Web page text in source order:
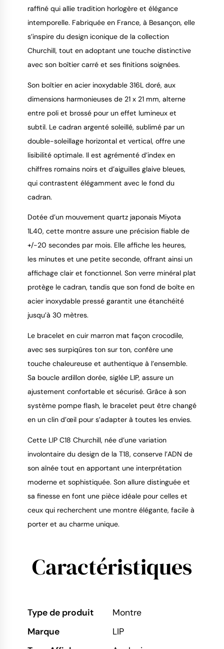
9.4/
raffiné qui allie tradition horlogère et élégance
intemporelle. Fabriquée en France, à Besançon, elle
s’inspire du design iconique de la collection
Churchill, tout en adoptant une touche distinctive
avec son boîtier carré et ses finitions soignées.
Son boîtier en acier inoxydable 316L doré, aux
dimensions harmonieuses de 21 x 21 mm, alterne
entre poli et brossé pour un effet lumineux et
subtil. Le cadran argenté soleillé, sublimé par un
double-soleillage horizontal et vertical, offre une
lisibilité optimale. Il est agrémenté d’index en
chiffres romains noirs et d’aiguilles glaive bleues,
qui contrastent élégamment avec le fond du
cadran.
Dotée d’un mouvement quartz japonais Miyota
1L40, cette montre assure une précision fiable de
+/-20 secondes par mois. Elle affiche les heures,
les minutes et une petite seconde, offrant ainsi un
affichage clair et fonctionnel. Son verre minéral plat
protège le cadran, tandis que son fond de boîte en
acier inoxydable pressé garantit une étanchéité
jusqu’à 30 mètres.
Le bracelet en cuir marron mat façon crocodile,
avec ses surpiqûres ton sur ton, confère une
touche chaleureuse et authentique à l’ensemble.
Sa boucle ardillon dorée, siglée LIP, assure un
ajustement confortable et sécurisé. Grâce à son
système pompe flash, le bracelet peut être changé
en un clin d’œil pour s’adapter à toutes les envies.
Cette LIP C18 Churchill, née d’une variation
involontaire du design de la T18, conserve l’ADN de
son aînée tout en apportant une interprétation
moderne et sophistiquée. Son allure distinguée et
sa finesse en font une pièce idéale pour celles et
ceux qui recherchent une montre élégante, facile à
porter et au charme unique.
Caractéristiques
Type de produit
Montre
Marque
LIP